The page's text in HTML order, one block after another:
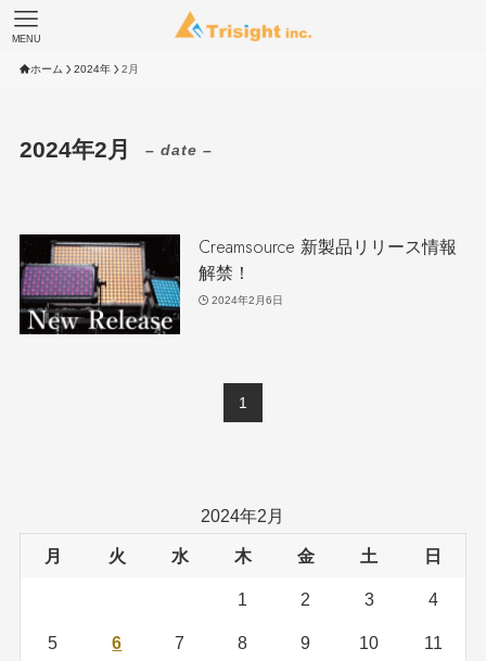
MENU
ホーム 2024年 2月
2024年2月 – date –
Creamsource 新製品リリース情報
解禁！
2024年2月6日
1
2024年2月
月 火 水 木 金 土 日
1 2 3 4
5 6 7 8 9 10 11